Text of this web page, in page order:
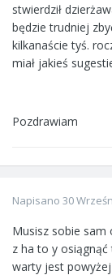
stwierdził
będzie trudniej
kilkanaście tyś.
miał jakieś
Pozdrawiam
Napisano 30
Musisz sobie sam
z ha to y
warty jest